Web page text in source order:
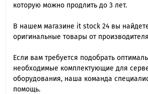
которую можно продлить до 3 лет.
В нашем магазине it stock 24 вы
оригинальные товары от
Если вам требуется подобрать
необходимые комплектующие для
оборудования, наша команда
помощь.